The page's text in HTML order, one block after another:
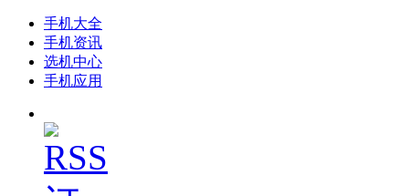
手机大全
手机资讯
选机中心
手机应用